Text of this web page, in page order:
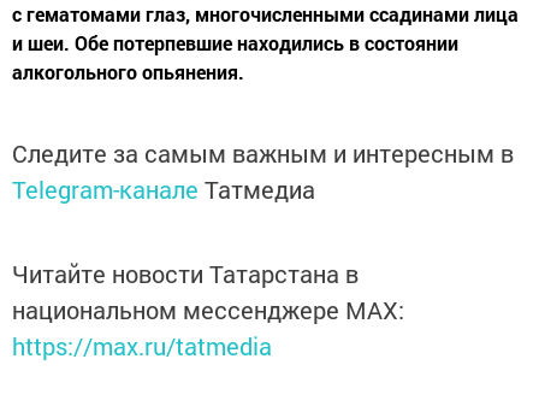
с гематомами глаз, многочисленными ссадинами лица
и шеи. Обе потерпевшие находились в состоянии
алкогольного опьянения.
Следите за самым важным и интересным в
Telegram-канале Татмедиа
Читайте новости Татарстана в
национальном мессенджере MАХ:
https://max.ru/tatmedia